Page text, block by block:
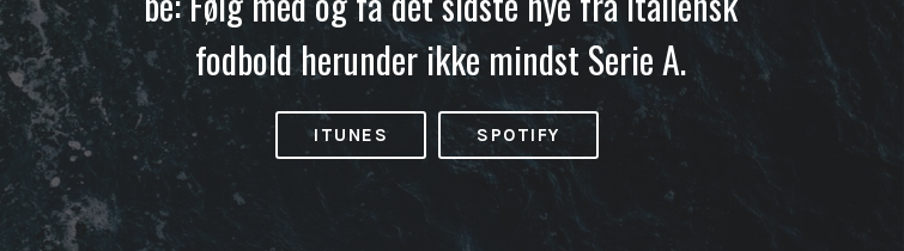
fodbold herunder ikke mindst Serie A.
ITUNES SPOTIFY